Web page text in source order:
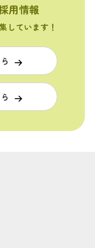
用情報
しています！